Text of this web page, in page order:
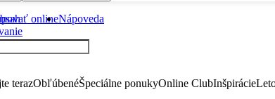
onlineNápoveda
terazObľúbenéŠpeciálne ponukyOnline ClubInšpirácie